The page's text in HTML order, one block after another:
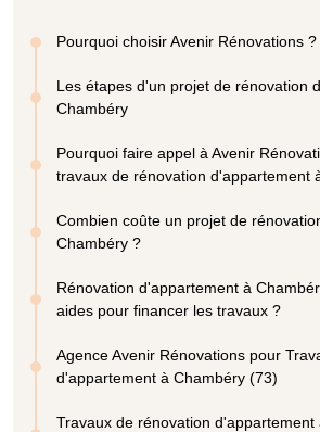
Pourquoi choisir Avenir Rénovations ?
Les étapes d'un projet de rénovation
Chambéry
Pourquoi faire appel à Avenir
travaux de rénovation d'appartement
Combien coûte un projet de
Chambéry ?
Rénovation d'appartement à
aides pour financer les travaux ?
Agence Avenir Rénovations pour
d'appartement à Chambéry (73)
Travaux de rénovation d'appartement